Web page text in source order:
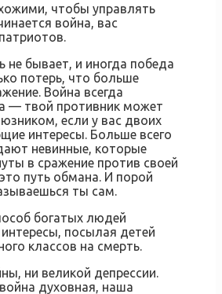
чтобы управлять
война, вас
не бывает, и иногда победа
потерь, что больше
Война всегда
— твой противник может
если у вас двоих
интересы. Больше всего
невинные, которые
в сражение против своей
путь обмана. И порой
ты сам.
богатых людей
посылая детей
классов на смерть.
ни великой депрессии.
духовная, наша